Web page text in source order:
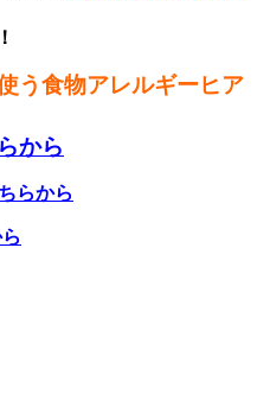
う食物アレルギーヒア
から
らから